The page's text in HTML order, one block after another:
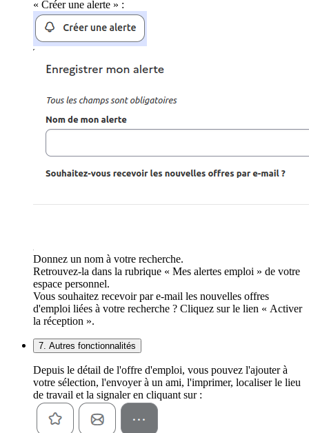
« Créer une alerte » :
Donnez un nom à votre recherche.
Retrouvez-la dans la rubrique « Mes alertes emploi » de votre
espace personnel.
Vous souhaitez recevoir par e-mail les nouvelles offres
d'emploi liées à votre recherche ? Cliquez sur le lien « Activer
la réception ».
7. Autres fonctionnalités
Depuis le détail de l'offre d'emploi, vous pouvez l'ajouter à
votre sélection, l'envoyer à un ami, l'imprimer, localiser le lieu
de travail et la signaler en cliquant sur :